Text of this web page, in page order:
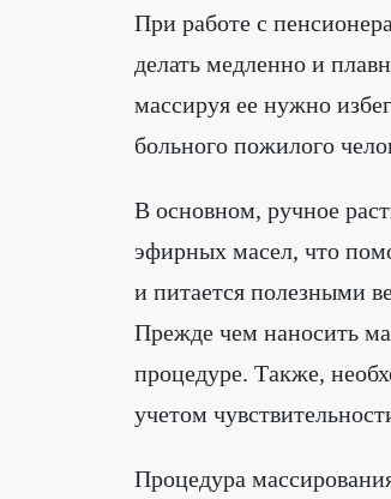
При работе с
делать медленно и
массируя ее нужно
больного пожилого
В основном, ручное
эфирных масел, что
и питается полезными
Прежде чем наносить
процедуре. Также,
учетом
Процедура